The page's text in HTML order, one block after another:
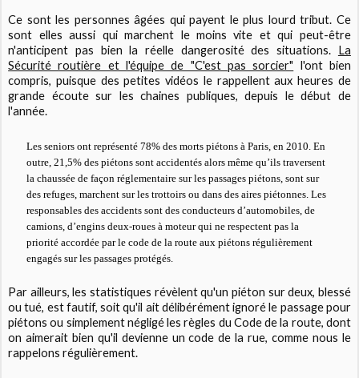
Ce sont les personnes âgées qui payent le plus lourd tribut. Ce
sont elles aussi qui marchent le moins vite et qui peut-être
n'anticipent pas bien la réelle dangerosité des situations. La
Sécurité routière et l'équipe de "C'est pas sorcier" l'ont bien
compris, puisque des petites vidéos le rappellent aux heures de
grande écoute sur les chaines publiques, depuis le début de
l'année.
Les seniors ont représenté 78% des morts piétons à Paris, en 2010. En
outre, 21,5% des piétons sont accidentés alors même qu’ils traversent
la chaussée de façon réglementaire sur les passages piétons, sont sur
des refuges, marchent sur les trottoirs ou dans des aires piétonnes. Les
responsables des accidents sont des conducteurs d’automobiles, de
camions, d’engins deux-roues à moteur qui ne respectent pas la
priorité accordée par le code de la route aux piétons régulièrement
engagés sur les passages protégés.
Par ailleurs, les statistiques révèlent qu'un piéton sur deux, blessé
ou tué, est fautif, soit qu'il ait délibérément ignoré le passage pour
piétons ou simplement négligé les règles du Code de la route, dont
on aimerait bien qu'il devienne un code de la rue, comme nous le
rappelons régulièrement.